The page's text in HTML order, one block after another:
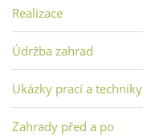
Realizace
Údržba zahrad
Ukázky prací a techniky
Zahrady před a po